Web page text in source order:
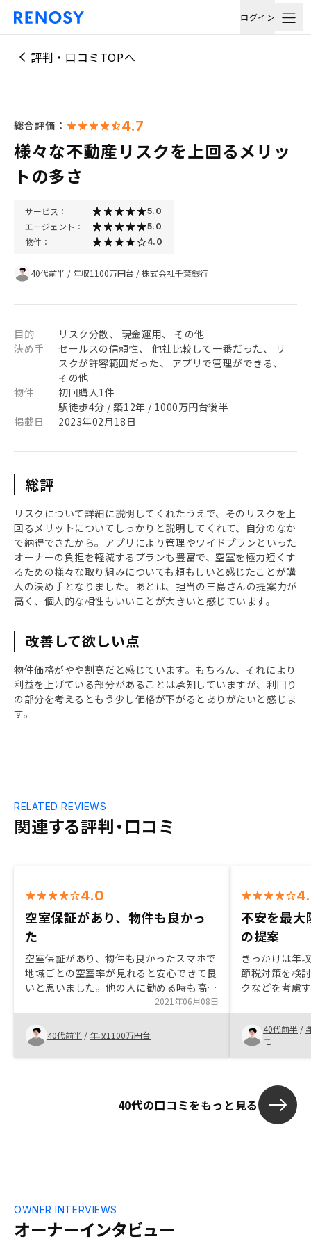
ログイン
評判・口コミTOPへ
総合評価： 4.7
様々な不動産リスクを上回るメリッ
トの多さ
サービス： 5.0
エージェント： 5.0
物件： 4.0
40代前半 / 年収1100万円台 /株式会社千葉銀行
目的
リスク分散、 現金運用、 その他
決め手
セールスの信頼性、 他社比較して一番だった、 リ
スクが許容範囲だった、 アプリで管理ができる、
その他
物件
初回購入1件
駅徒歩4分 / 築12年 / 1000万円台後半
掲載日
2023年02月18日
総評
リスクについて詳細に説明してくれたうえで、そのリスクを上
回るメリットについてしっかりと説明してくれて、自分のなか
で納得できたから。アプリにより管理やワイドプランといった
オーナーの負担を軽減するプランも豊富で、空室を極力短くす
るための様々な取り組みについても頼もしいと感じたことが購
入の決め手となりました。あとは、担当の三島さんの提案力が
高く、個人的な相性もいいことが大きいと感じています。
改善して欲しい点
物件価格がやや割高だと感じています。もちろん、それにより
利益を上げている部分があることは承知していますが、利回り
の部分を考えるともう少し価格が下がるとありがたいと感じま
す。
関連する評判・口コミ
RELATED REVIEWS
4.0
空室保証があり、物件も良かっ
た
空室保証があり、物件も良かったスマホで
地域ごとの空室率が見れると安心できて良
いと思いました。他の人に勧める時も高い
信憑性が出せると思います。2021年06月08日
40代前半 / 年収1100万円台
不安を最大
の提案
きっかけは年
節税対策を検討し
クなどを考慮
受けたため購入を決定
ても、自己の
るのが不動産投
流動的で期限
が下せるよう
思います。 私は初めてだったので恥ずか
しがらず質問
40代前半 /
モ
40代の口コミをもっと見る
オーナーインタビュー
OWNER INTERVIEWS